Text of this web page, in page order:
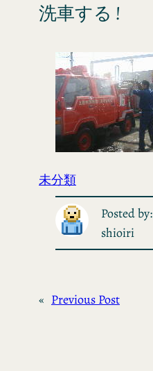
洗車する !
未分類
Posted by:
shioiri
« Previous Post